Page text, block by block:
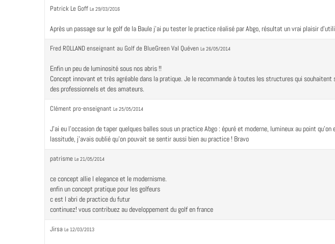
Patrick Le Goff Le 29/03/2016
Après un passage sur le golf de la Baule j'ai pu tester le practice réalisé par Abgo, résultat un vrai plaisir
Fred ROLLAND enseignant au Golf de BlueGreen Val Quéven Le 26/05/2014
Enfin un peu de luminosité sous nos abris !!
Concept innovant et très agréable dans la pratique. Je le recommande à toutes les structures qui
des professionnels et des amateurs.
Clément pro-enseignant Le 25/05/2014
J'ai eu l'occasion de taper quelques balles sous un practice Abgo : épuré et moderne, lumineux au point
lassitude, j'avais oublié qu'on pouvait se sentir aussi bien au practice ! Bravo
patrisme Le 21/05/2014
ce concept allie l elegance et le modernisme.
enfin un concept pratique pour les golfeurs
c est l abri de practice du futur
continuez! vous contribuez au developpement du golf en france
Jirsa Le 12/03/2013